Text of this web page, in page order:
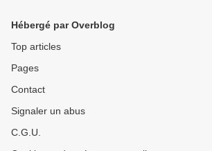
Hébergé par Overblog
Top articles
Pages
Contact
Signaler un abus
C.G.U.